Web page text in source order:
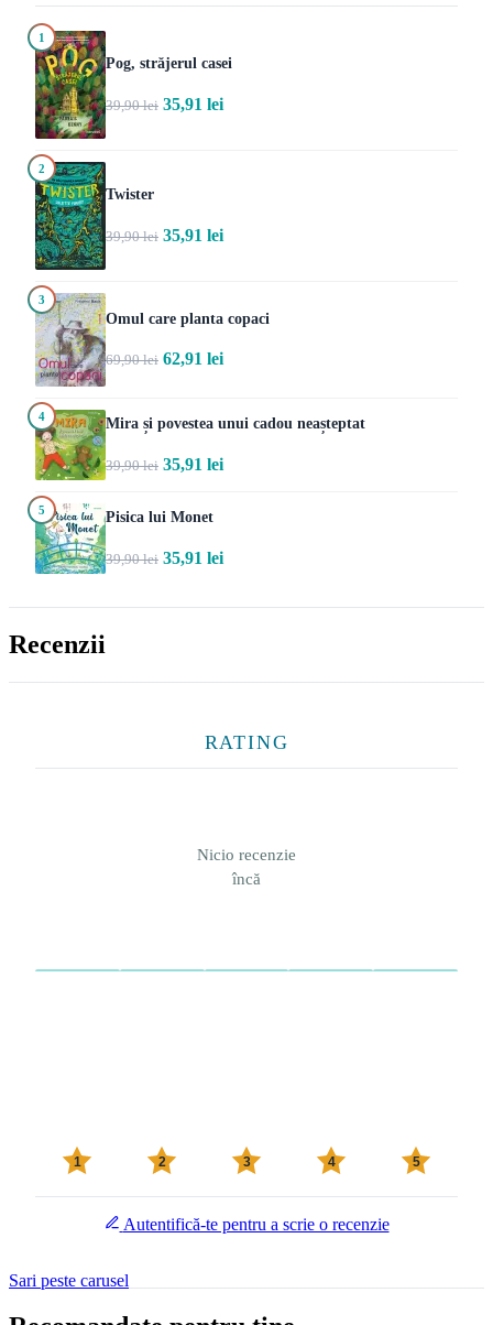
1
Pog, străjerul casei
39,90 lei 35,91 lei
2
Twister
39,90 lei 35,91 lei
3
Omul care planta copaci
69,90 lei 62,91 lei
4 Mira și povestea unui cadou neașteptat
39,90 lei 35,91 lei
5 Pisica lui Monet
39,90 lei 35,91 lei
Recenzii
RATING
Nicio recenzie
încă
1 2 3 4 5
Autentifică-te pentru a scrie o recenzie
Sari peste carusel